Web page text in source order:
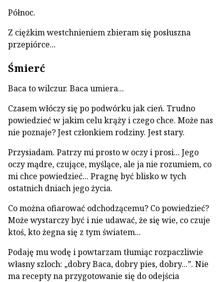
Północ.
Z ciężkim westchnieniem zbieram się posłuszna
przepiórce...
Śmierć
Baca to wilczur. Baca umiera...
Czasem włóczy się po podwórku jak cień. Trudno
powiedzieć w jakim celu krąży i czego chce. Może nas
nie poznaje? Jest członkiem rodziny. Jest stary.
Przysiadam. Patrzy mi prosto w oczy i prosi... Jego
oczy mądre, czujące, myślące, ale ja nie rozumiem, co
mi chce powiedzieć... Pragnę być blisko w tych
ostatnich dniach jego życia.
Co można ofiarować odchodzącemu? Co powiedzieć?
Może wystarczy być i nie udawać, że się wie, co czuje
ktoś, kto żegna się z tym światem...
Podaję mu wodę i powtarzam tłumiąc rozpaczliwie
własny szloch: „dobry Baca, dobry pies, dobry...”. Nie
ma recepty na przygotowanie się do odejścia